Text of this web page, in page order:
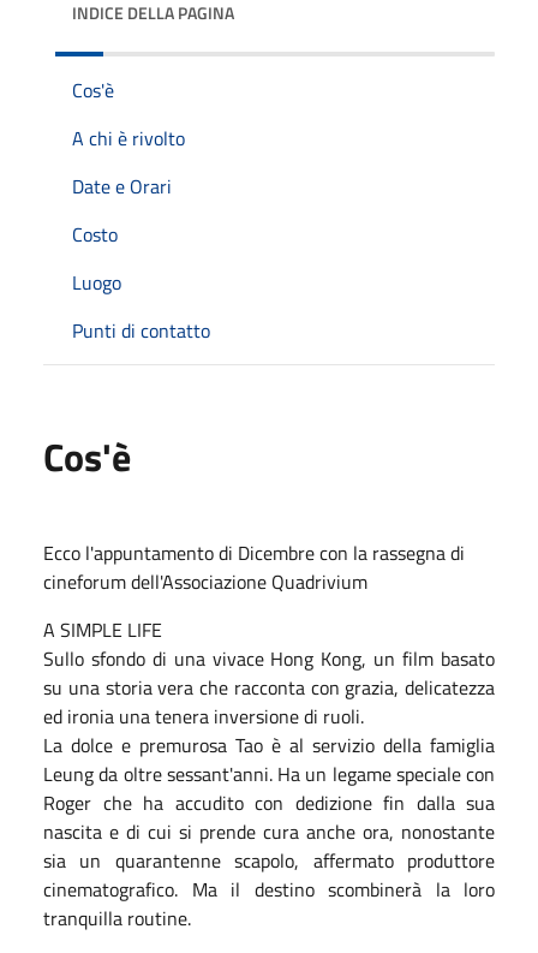
INDICE DELLA PAGINA
Cos'è
A chi è rivolto
Date e Orari
Costo
Luogo
Punti di contatto
Cos'è
Ecco l'appuntamento di Dicembre con la rassegna di
cineforum dell'Associazione Quadrivium
A SIMPLE LIFE
Sullo sfondo di una vivace Hong Kong, un film basato
su una storia vera che racconta con grazia, delicatezza
ed ironia una tenera inversione di ruoli.
La dolce e premurosa Tao è al servizio della famiglia
Leung da oltre sessant'anni. Ha un legame speciale con
Roger che ha accudito con dedizione fin dalla sua
nascita e di cui si prende cura anche ora, nonostante
sia un quarantenne scapolo, affermato produttore
cinematografico. Ma il destino scombinerà la loro
tranquilla routine.